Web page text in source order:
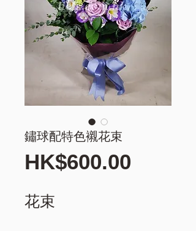
鏽球配特色襯花束
HK$600.00
花束